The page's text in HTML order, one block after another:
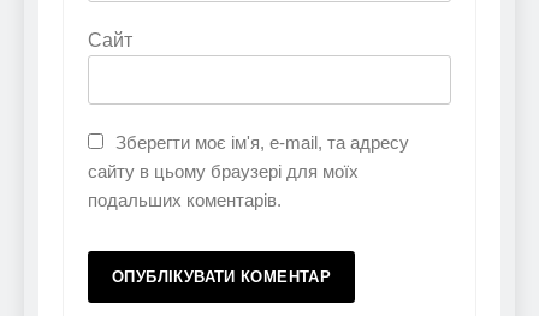
Сайт
Зберегти моє ім'я, e-mail, та адресу
сайту в цьому браузері для моїх
подальших коментарів.